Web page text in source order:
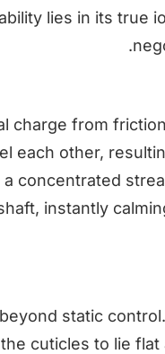
lies in its true
charge from
each other,
concentrated
instantly
static
cuticles to lie